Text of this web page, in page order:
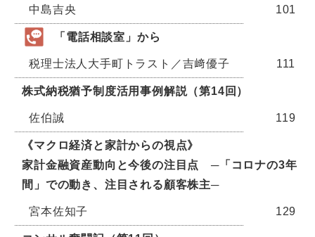
中島吉央 101
「電話相談室」から
税理士法人大手町トラスト／吉﨑優子 111
株式納税猶予制度活用事例解説（第14回）
佐伯誠 119
《マクロ経済と家計からの視点》
家計金融資産動向と今後の注目点 ─「コロナの3年
間」での動き、注目される顧客株主─
宮本佐知子 129